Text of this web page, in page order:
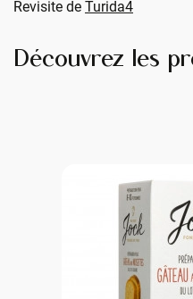
Revisite de Turida4
Découvrez les